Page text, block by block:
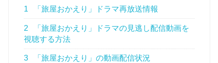
1 「旅屋おかえり」ドラマ再放送情報
2
「旅屋おかえり」ドラマの見逃し配信動画を
視聴する方法
3 「旅屋おかえり」の動画配信状況